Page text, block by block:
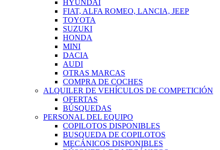
HYUNDAI
FIAT, ALFA ROMEO, LANCIA, JEEP
TOYOTA
SUZUKI
HONDA
MINI
DACIA
AUDI
OTRAS MARCAS
COMPRA DE COCHES
ALQUILER DE VEHÍCULOS DE COMPETICIÓN
OFERTAS
BÚSQUEDAS
PERSONAL DEL EQUIPO
COPILOTOS DISPONIBLES
BUSQUEDA DE COPILOTOS
MECÁNICOS DISPONIBLES